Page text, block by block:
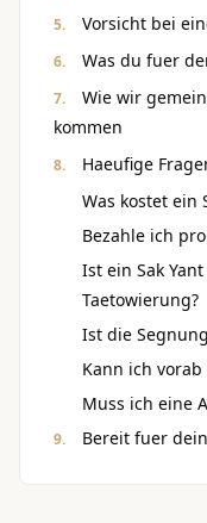
Vorsicht bei
Was du fuer
Wie wir
kommen
Haeufige
Was kostet ein
Bezahle ich
Ist ein Sak
Taetowierung?
Ist die
Kann ich
Muss ich eine
Bereit fuer dein